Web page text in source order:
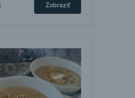
Zobraziť